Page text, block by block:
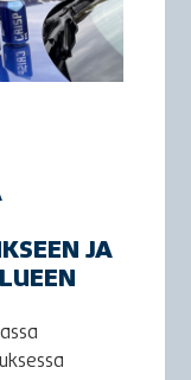
JA